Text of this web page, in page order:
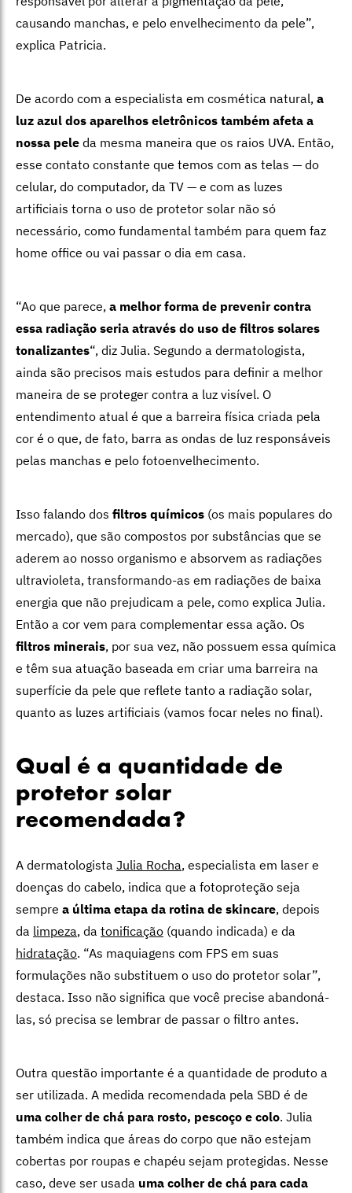
causando manchas, e pelo envelhecimento da pele”,
explica Patricia.
De acordo com a especialista em cosmética natural, a
luz azul dos aparelhos eletrônicos também afeta a
nossa pele da mesma maneira que os raios UVA. Então,
esse contato constante que temos com as telas — do
celular, do computador, da TV — e com as luzes
artificiais torna o uso de protetor solar não só
necessário, como fundamental também para quem faz
home office ou vai passar o dia em casa.
“Ao que parece, a melhor forma de prevenir contra
essa radiação seria através do uso de filtros solares
tonalizantes“, diz Julia. Segundo a dermatologista,
ainda são precisos mais estudos para definir a melhor
maneira de se proteger contra a luz visível. O
entendimento atual é que a barreira física criada pela
cor é o que, de fato, barra as ondas de luz responsáveis
pelas manchas e pelo fotoenvelhecimento.
Isso falando dos filtros químicos (os mais populares do
mercado), que são compostos por substâncias que se
aderem ao nosso organismo e absorvem as radiações
ultravioleta, transformando-as em radiações de baixa
energia que não prejudicam a pele, como explica Julia.
Então a cor vem para complementar essa ação. Os
filtros minerais, por sua vez, não possuem essa química
e têm sua atuação baseada em criar uma barreira na
superfície da pele que reflete tanto a radiação solar,
quanto as luzes artificiais (vamos focar neles no final).
Qual é a quantidade de
protetor solar
recomendada?
A dermatologista Julia Rocha, especialista em laser e
doenças do cabelo, indica que a fotoproteção seja
sempre a última etapa da rotina de skincare, depois
da limpeza, da tonificação (quando indicada) e da
hidratação. “As maquiagens com FPS em suas
formulações não substituem o uso do protetor solar”,
destaca. Isso não significa que você precise abandoná-
las, só precisa se lembrar de passar o filtro antes.
Outra questão importante é a quantidade de produto a
ser utilizada. A medida recomendada pela SBD é de
uma colher de chá para rosto, pescoço e colo. Julia
também indica que áreas do corpo que não estejam
cobertas por roupas e chapéu sejam protegidas. Nesse
caso, deve ser usada uma colher de chá para cada